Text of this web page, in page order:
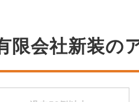
限会社新装の